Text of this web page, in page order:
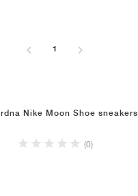
1
Nike Moon Shoe sneakers
(0)